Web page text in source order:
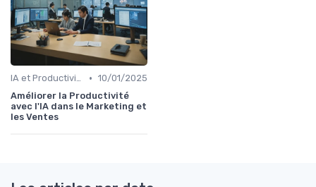
IA et Productivité • 10/01/2025
Améliorer la Productivité
avec l'IA dans le Marketing et
les Ventes